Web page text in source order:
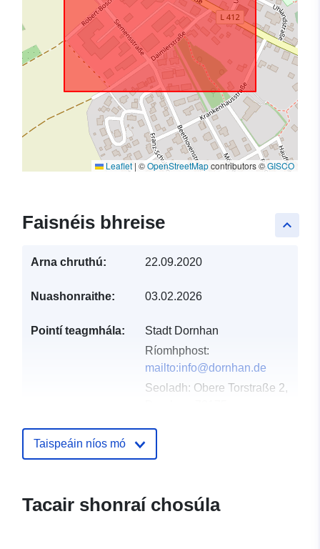
Leaflet | ©OpenStreetMapcontributors ©GISCO
keyboard_arrow_up
Faisnéis bhreise
Arna chruthú: 22.09.2020
Nuashonraithe: 03.02.2026
Pointí teagmhála:
Stadt Dornhan
Ríomhphost:
mailto:info@dornhan.de
Seoladh: Obere Torstraße 2,
URL:
February 2026
Taispeáin níos mó
Tacair shonraí chosúla